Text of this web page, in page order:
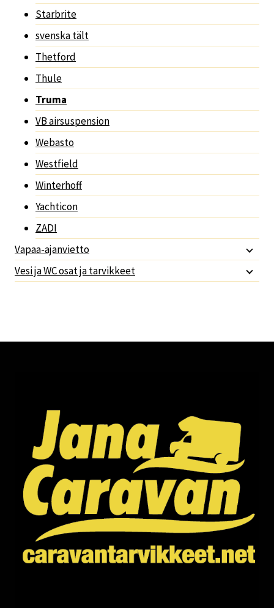
Starbrite
svenska tält
Thetford
Thule
Truma
VB airsuspension
Webasto
Westfield
Winterhoff
Yachticon
ZADI
Vapaa-ajanvietto
Vesi ja WC osat ja tarvikkeet